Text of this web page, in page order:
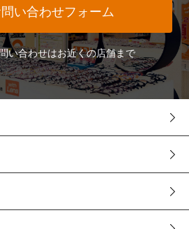
い合わせフォーム
い合わせはお近くの店舗まで